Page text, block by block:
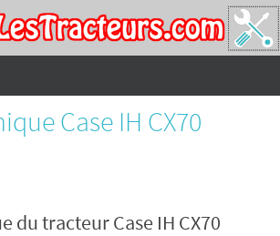
Case IH CX70
du tracteur Case IH CX70